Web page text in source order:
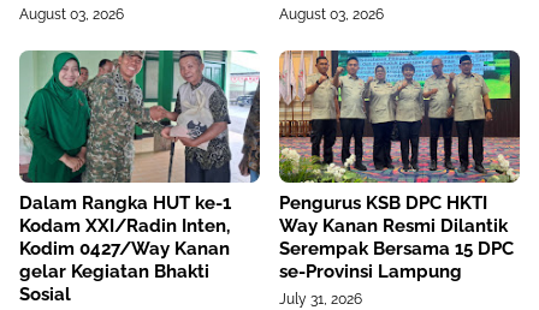
August 03, 2026 August 03, 2026
Dalam Rangka HUT ke-1
Kodam XXI/Radin Inten,
Kodim 0427/Way Kanan
gelar Kegiatan Bhakti
Sosial
Pengurus KSB DPC HKTI
Way Kanan Resmi Dilantik
Serempak Bersama 15 DPC
se-Provinsi Lampung
July 31, 2026